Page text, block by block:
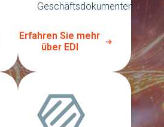
Geschäftsdokumenten
Erfahren Sie mehr
über EDI